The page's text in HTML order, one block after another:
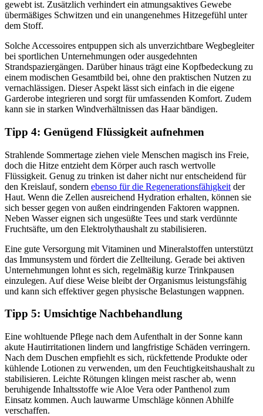
gewebt ist. Zusätzlich verhindert ein atmungsaktives Gewebe
übermäßiges Schwitzen und ein unangenehmes Hitzegefühl unter
dem Stoff.
Solche Accessoires entpuppen sich als unverzichtbare Wegbegleiter
bei sportlichen Unternehmungen oder ausgedehnten
Strandspaziergängen. Darüber hinaus trägt eine Kopfbedeckung zu
einem modischen Gesamtbild bei, ohne den praktischen Nutzen zu
vernachlässigen. Dieser Aspekt lässt sich einfach in die eigene
Garderobe integrieren und sorgt für umfassenden Komfort. Zudem
kann sie in starken Windverhältnissen das Haar bändigen.
Tipp 4: Genügend Flüssigkeit aufnehmen
Strahlende Sommertage ziehen viele Menschen magisch ins Freie,
doch die Hitze entzieht dem Körper auch rasch wertvolle
Flüssigkeit. Genug zu trinken ist daher nicht nur entscheidend für
den Kreislauf, sondern ebenso für die Regenerationsfähigkeit der
Haut. Wenn die Zellen ausreichend Hydration erhalten, können sie
sich besser gegen von außen eindringenden Faktoren wappnen.
Neben Wasser eignen sich ungesüßte Tees und stark verdünnte
Fruchtsäfte, um den Elektrolythaushalt zu stabilisieren.
Eine gute Versorgung mit Vitaminen und Mineralstoffen unterstützt
das Immunsystem und fördert die Zellteilung. Gerade bei aktiven
Unternehmungen lohnt es sich, regelmäßig kurze Trinkpausen
einzulegen. Auf diese Weise bleibt der Organismus leistungsfähig
und kann sich effektiver gegen physische Belastungen wappnen.
Tipp 5: Umsichtige Nachbehandlung
Eine wohltuende Pflege nach dem Aufenthalt in der Sonne kann
akute Hautirritationen lindern und langfristige Schäden verringern.
Nach dem Duschen empfiehlt es sich, rückfettende Produkte oder
kühlende Lotionen zu verwenden, um den Feuchtigkeitshaushalt zu
stabilisieren. Leichte Rötungen klingen meist rascher ab, wenn
beruhigende Inhaltsstoffe wie Aloe Vera oder Panthenol zum
Einsatz kommen. Auch lauwarme Umschläge können Abhilfe
verschaffen.